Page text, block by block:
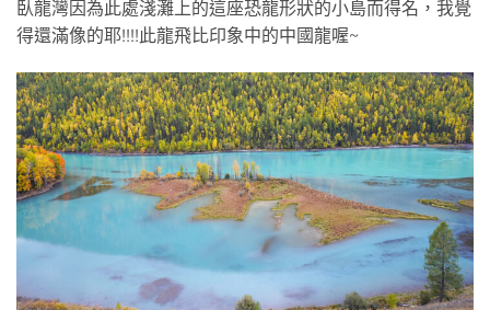
臥龍灣因為此處淺灘上的這座恐龍形狀的小島而得名，我覺
得還滿像的耶!!!!此龍飛比印象中的中國龍喔~